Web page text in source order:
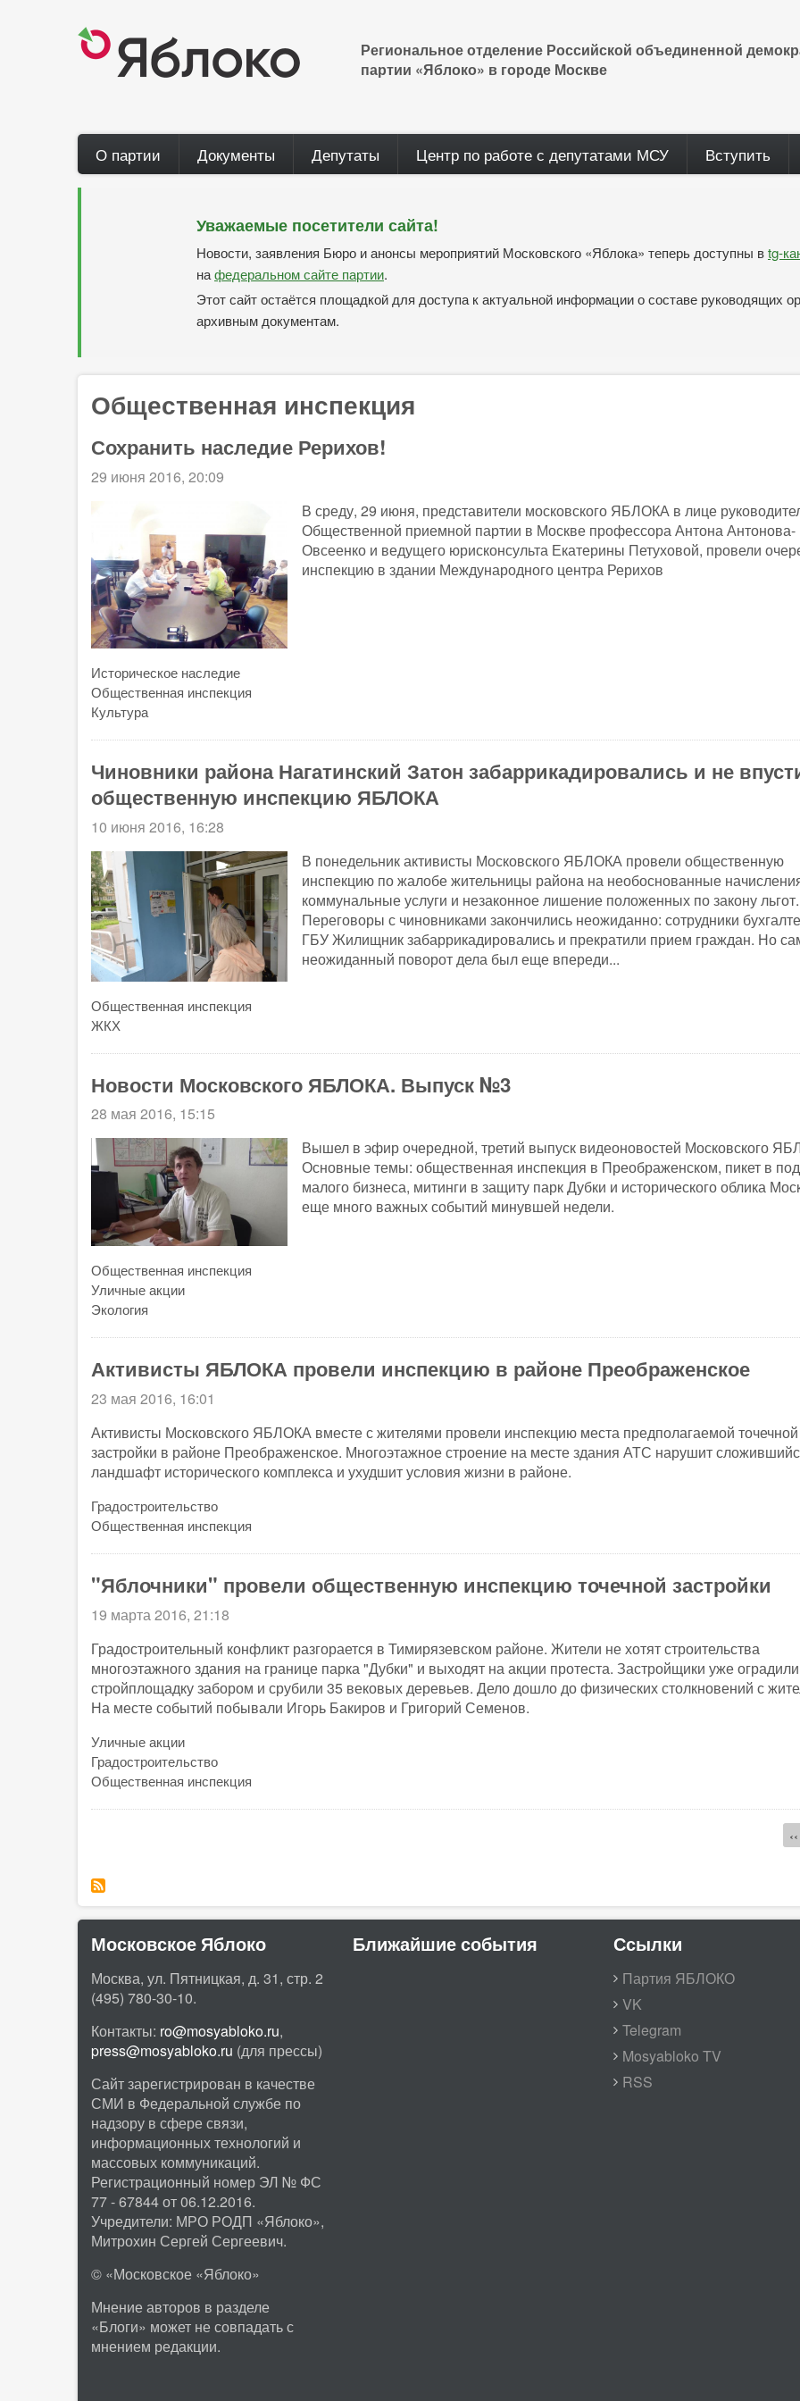
Региональное отделение Российской объединенной
партии «Яблоко» в городе Москве
Main
navigation
О партии Документы Депутаты Центр по работе с депутатами МСУ Вступить
Уважаемые посетители сайта!
Новости, заявления Бюро и анонсы мероприятий Московского «Яблока» теперь доступны вtg-
нафедеральном сайте партии.
Этот сайт остаётся площадкой для доступа к актуальной информации о составе руководящих
архивным документам.
Общественная инспекция
Сохранить наследие Рерихов!
29 июня 2016, 20:09
В среду, 29 июня, представители московского ЯБЛОКА в лице
Общественной приемной партии в Москве профессора Антона Антонова-
Овсеенко и ведущего юрисконсульта Екатерины Петуховой, провели
инспекцию в здании Международного центра Рерихов
Историческое наследие
Общественная инспекция
Культура
Чиновники района Нагатинский Затон забаррикадировались и не
общественную инспекцию ЯБЛОКА
10 июня 2016, 16:28
В понедельник активисты Московского ЯБЛОКА провели общественную
инспекцию по жалобе жительницы района на необоснованные
коммунальные услуги и незаконное лишение положенных по закону льгот.
Переговоры с чиновниками закончились неожиданно: сотрудники
ГБУ Жилищник забаррикадировались и прекратили прием граждан. Но
неожиданный поворот дела был еще впереди...
Общественная инспекция
ЖКХ
Новости Московского ЯБЛОКА. Выпуск №3
28 мая 2016, 15:15
Вышел в эфир очередной, третий выпуск видеоновостей Московского
Основные темы: общественная инспекция в Преображенском, пикет в
малого бизнеса, митинги в защиту парк Дубки и исторического облика
еще много важных событий минувшей недели.
Общественная инспекция
Уличные акции
Экология
Активисты ЯБЛОКА провели инспекцию в районе Преображенское
23 мая 2016, 16:01
Активисты Московского ЯБЛОКА вместе с жителями провели инспекцию места предполагаемой точечной
застройки в районе Преображенское. Многоэтажное строение на месте здания АТС нарушит
ландшафт исторического комплекса и ухудшит условия жизни в районе.
Градостроительство
Общественная инспекция
"Яблочники" провели общественную инспекцию точечной застройки
19 марта 2016, 21:18
Градостроительный конфликт разгорается в Тимирязевском районе. Жители не хотят строительства
многоэтажного здания на границе парка "Дубки" и выходят на акции протеста. Застройщики уже оградили
стройплощадку забором и срубили 35 вековых деревьев. Дело дошло до физических столкновений с
На месте событий побывали Игорь Бакиров и Григорий Семенов.
Уличные акции
Градостроительство
Общественная инспекция
‹‹
Московское Яблоко
Москва, ул. Пятницкая, д. 31, стр. 2
(495) 780-30-10.
Контакты: ro@mosyabloko.ru,
press@mosyabloko.ru (для прессы)
Сайт зарегистрирован в качестве
СМИ в Федеральной службе по
надзору в сфере связи,
информационных технологий и
массовых коммуникаций.
Регистрационный номер ЭЛ № ФС
77 - 67844 от 06.12.2016.
Учредители: МРО РОДП «Яблоко»,
Митрохин Сергей Сергеевич.
© «Московское «Яблоко»
Мнение авторов в разделе
«Блоги» может не совпадать с
мнением редакции.
Ближайшие события Ссылки
Партия ЯБЛОКО
VK
Telegram
Mosyabloko TV
RSS